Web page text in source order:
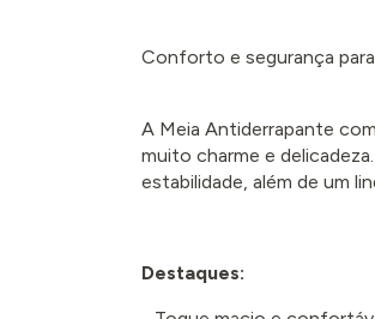
Conforto e segurança
A Meia Antiderrapante
muito charme e
estabilidade, além de um
Destaques: